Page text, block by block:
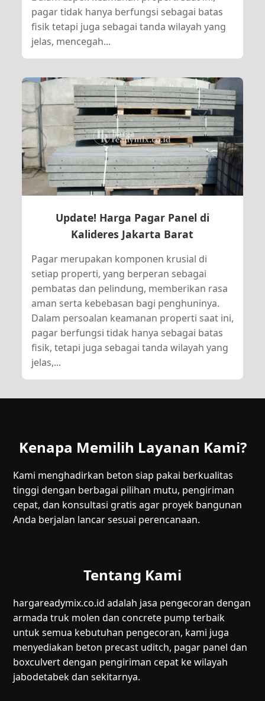
pagar tidak hanya berfungsi sebagai batas
fisik tetapi juga sebagai tanda wilayah yang
jelas, mencegah...
Update! Harga Pagar Panel di
Kalideres Jakarta Barat
Pagar merupakan komponen krusial di
setiap properti, yang berperan sebagai
pembatas dan pelindung, memberikan rasa
aman serta kebebasan bagi penghuninya.
Dalam persoalan keamanan properti saat ini,
pagar berfungsi tidak hanya sebagai batas
fisik, tetapi juga sebagai tanda wilayah yang
jelas,...
Kenapa Memilih Layanan Kami?
Kami menghadirkan beton siap pakai berkualitas
tinggi dengan berbagai pilihan mutu, pengiriman
cepat, dan konsultasi gratis agar proyek bangunan
Anda berjalan lancar sesuai perencanaan.
Tentang Kami
hargareadymix.co.id adalah jasa pengecoran dengan
armada truk molen dan concrete pump terbaik
untuk semua kebutuhan pengecoran, kami juga
menyediakan beton precast uditch, pagar panel dan
boxculvert dengan pengiriman cepat ke wilayah
jabodetabek dan sekitarnya.